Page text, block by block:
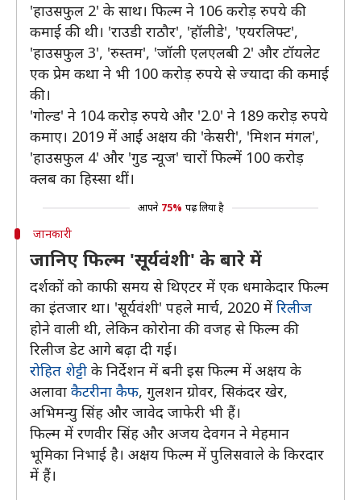
'हाउसफुल 2' के साथ। फिल्म ने 106 करोड़ रुपये की
कमाई की थी। 'राउडी राठौर', 'हॉलीडे', 'एयरलिफ्ट',
'हाउसफुल 3', 'रुस्तम', 'जॉली एलएलबी 2' और टॉयलेट
एक प्रेम कथा ने भी 100 करोड़ रुपये से ज्यादा की कमाई
की।
'गोल्ड' ने 104 करोड़ रुपये और '2.0' ने 189 करोड़ रुपये
कमाए। 2019 में आईं अक्षय की 'केसरी', 'मिशन मंगल',
'हाउसफुल 4' और 'गुड न्यूज' चारों फिल्में 100 करोड़
क्लब का हिस्सा थीं।
आपने 75% पढ़ लिया है
जानकारी
जानिए फिल्म 'सूर्यवंशी' के बारे में
दर्शकों को काफी समय से थिएटर में एक धमाकेदार फिल्म
का इंतजार था। 'सूर्यवंशी' पहले मार्च, 2020 में रिलीज
होने वाली थी, लेकिन कोरोना की वजह से फिल्म की
रिलीज डेट आगे बढ़ा दी गई।
रोहित शेट्टी के निर्देशन में बनी इस फिल्म में अक्षय के
अलावा कैटरीना कैफ, गुलशन ग्रोवर, सिकंदर खेर,
अभिमन्यु सिंह और जावेद जाफेरी भी हैं।
फिल्म में रणवीर सिंह और अजय देवगन ने मेहमान
भूमिका निभाई है। अक्षय फिल्म में पुलिसवाले के किरदार
में हैं।